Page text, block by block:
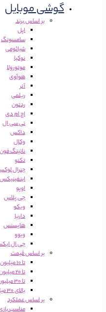
گوشی موبایل
بر اساس برند
اپل
سامسونگ
شیائومی
نوکیا
موتورولا
هوآوی
آنر
ریلمی
ردتون
اچ ام دی
تی سی ال
داکس
وکال
ناتینگ فون
تکنو
جنرال لوکس
اینفینیکس
اوپو
جی پلاس
ویکو
داریا
هایسنس
ویوو
جی ال ایکس
بر اساس قیمت
تا 10 میلیون
تا 20 میلیون
تا 30 میلیون
بالای 30 میلیون
بر اساس عملکرد
مناسب بازی